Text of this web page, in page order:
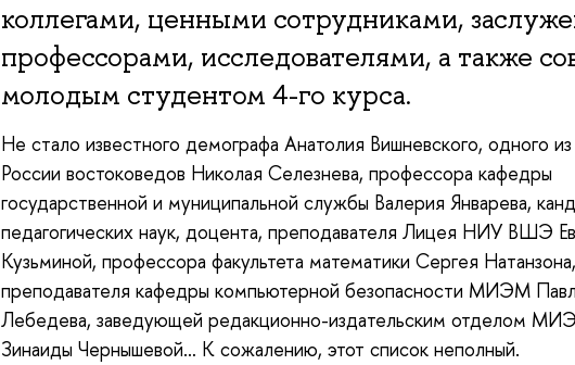
коллегами, ценными сотрудниками,
профессорами, исследователями, а также
молодым студентом 4-го курса.
Не стало известного демографа Анатолия Вишневского, одного
России востоковедов Николая Селезнева, профессора кафедры
государственной и муниципальной службы Валерия Январева,
педагогических наук, доцента, преподавателя Лицея НИУ ВШЭ
Кузьминой, профессора факультета математики Сергея Натанзона,
преподавателя кафедры компьютерной безопасности МИЭМ
Лебедева, заведующей редакционно-издательским отделом
Зинаиды Чернышевой… К сожалению, этот список неполный.